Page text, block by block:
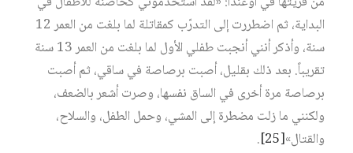
البداية، ثم اضطررت إلى التدرّب كمقاتلة لما بلغت من العمر 12
سنة، وأذكر أنني أنجبت طفلي الأول لما بلغت من العمر 13 سنة
تقريباً. بعد ذلك بقليل، أصبت برصاصة في ساقي، ثم أصبت
برصاصة مرة أخرى في الساق نفسها، وصرت أشعر بالضعف،
ولكنني ما زلت مضطرة إلى المشي، وحمل الطفل، والسلاح،
والقتال»[25]
.